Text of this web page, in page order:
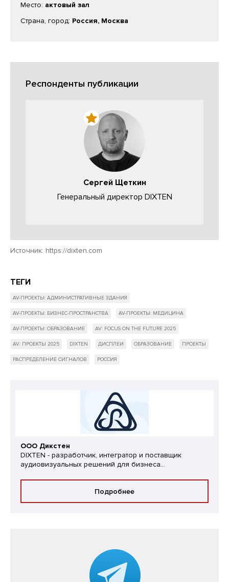
Место: актовый зал
Страна, город: Россия, Москва
Респонденты публикации
Сергей Щеткин
Генеральный директор DIXTEN
Источник: https://dixten.com
ТЕГИ
AV-ПРОЕКТЫ: АДМИНИСТРАТИВНЫЕ ЗДАНИЯ
AV-ПРОЕКТЫ: БИЗНЕС-ПРОСТРАНСТВА AV-ПРОЕКТЫ: МЕДИЦИНА
AV-ПРОЕКТЫ: ОБРАЗОВАНИЕ AV: FOCUS ON THE FUTURE 2025
AV: ПРОЕКТЫ 2025 DIXTEN ДИСПЛЕИ ОБРАЗОВАНИЕ ПРОЕКТЫ
РАСПРЕДЕЛЕНИЕ СИГНАЛОВ РОССИЯ
ООО Дикстен
DIXTEN - разработчик, интегратор и поставщик
аудиовизуальных решений для бизнеса...
Подробнее